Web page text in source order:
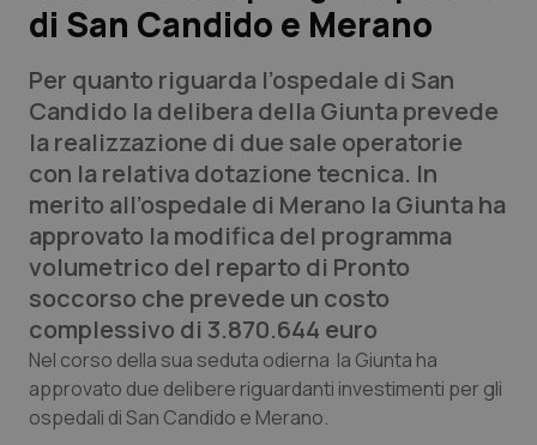
Studi e Analisi
Lettere al direttore
Edizioni Regionali
QS Pro
Professionisti Sanitari.AI
Abruzzo
Basilicata
QS Pro Gold
Artrite & artrosi
QS Club Newsletter
di San Candido e Merano
Per quanto riguarda l’ospedale di San
Candido la delibera della Giunta prevede
la realizzazione di due sale operatorie
con la relativa dotazione tecnica. In
merito all’ospedale di Merano la Giunta ha
approvato la modifica del programma
volumetrico del reparto di Pronto
soccorso che prevede un costo
complessivo di 3.870.644 euro
Nel corso della sua seduta odierna la Giunta ha
approvato due delibere riguardanti investimenti per gli
ospedali di San Candido e Merano.